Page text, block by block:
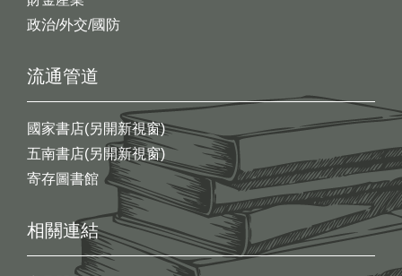
政治/外交/國防
流通管道
國家書店(另開新視窗)
五南書店(另開新視窗)
寄存圖書館
相關連結